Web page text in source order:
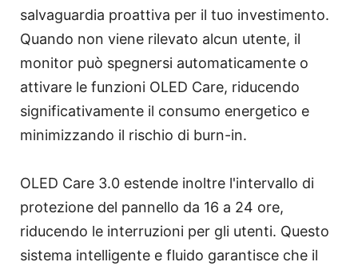
salvaguardia proattiva per il tuo investimento.
Quando non viene rilevato alcun utente, il
monitor può spegnersi automaticamente o
attivare le funzioni OLED Care, riducendo
significativamente il consumo energetico e
minimizzando il rischio di burn-in.
OLED Care 3.0 estende inoltre l'intervallo di
protezione del pannello da 16 a 24 ore,
riducendo le interruzioni per gli utenti. Questo
sistema intelligente e fluido garantisce che il